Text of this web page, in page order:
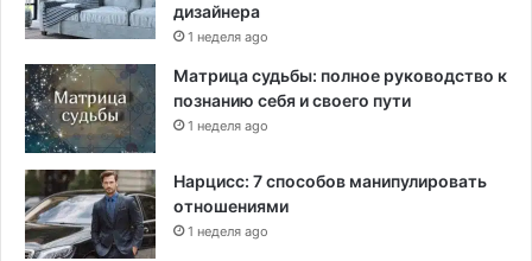
дизайнера
1 неделя ago
Матрица судьбы: полное руководство к
познанию себя и своего пути
1 неделя ago
Нарцисс: 7 способов манипулировать
отношениями
1 неделя ago